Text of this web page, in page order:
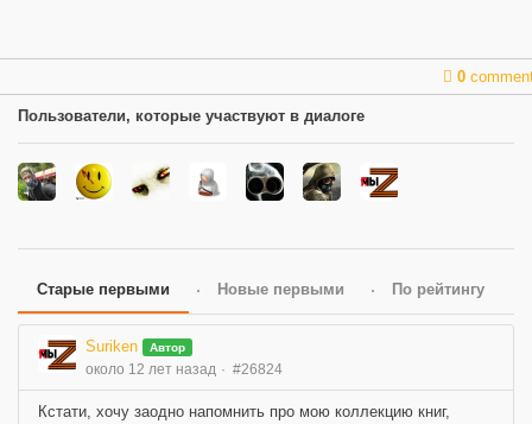
0
Пользователи, которые участвуют в диалоге
Старые первыми Новые первыми По рейтингу
Suriken Автор
около 12 лет назад #26824
Кстати, хочу заодно напомнить про мою коллекцию книг,